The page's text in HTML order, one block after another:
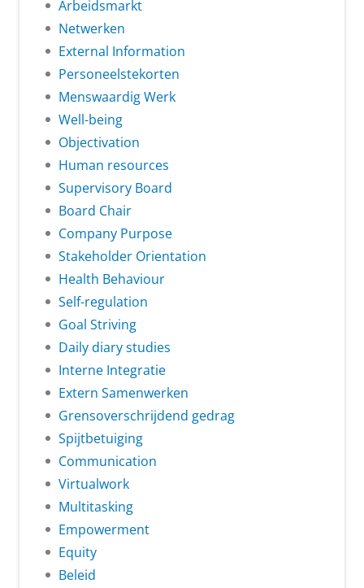
Arbeidsmarkt
Netwerken
External Information
Personeelstekorten
Menswaardig Werk
Well-being
Objectivation
Human resources
Supervisory Board
Board Chair
Company Purpose
Stakeholder Orientation
Health Behaviour
Self-regulation
Goal Striving
Daily diary studies
Interne Integratie
Extern Samenwerken
Grensoverschrijdend gedrag
Spijtbetuiging
Communication
Virtualwork
Multitasking
Empowerment
Equity
Beleid